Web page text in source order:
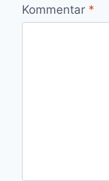
Kommentar *